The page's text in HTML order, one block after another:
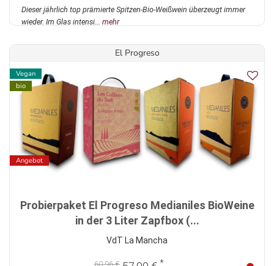
Dieser jährlich top prämierte Spitzen-Bio-Weißwein überzeugt immer
wieder. Im Glas intensi... mehr
El Progreso
Vegan
bio
Angebot
Probierpaket El Progreso Medianiles BioWeine
in der 3 Liter Zapfbox (...
VdT La Mancha
60,96 € *